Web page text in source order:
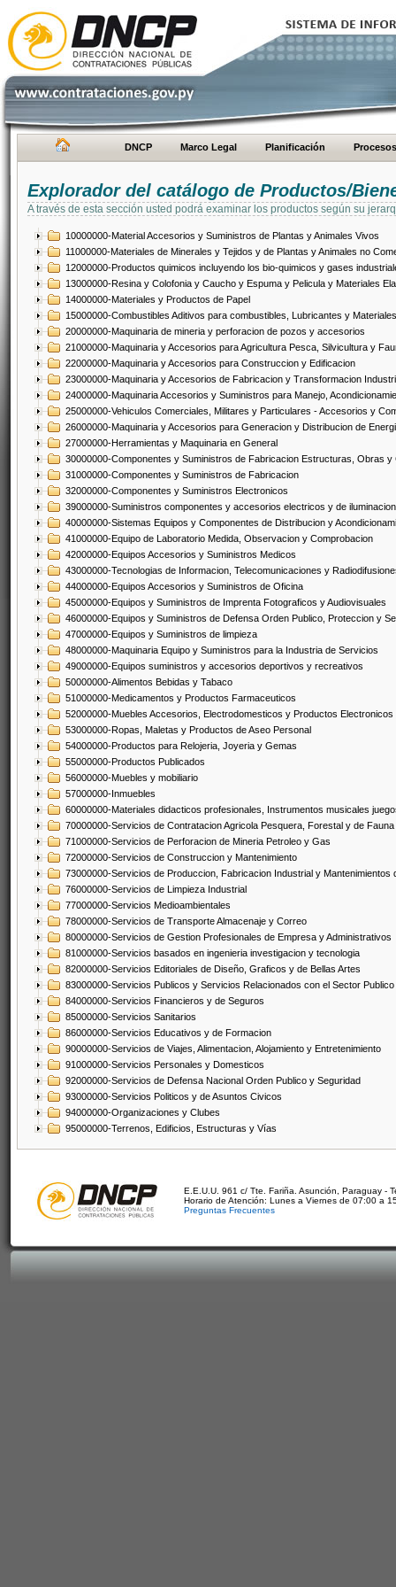
DNCP Marco Legal Planificación Procesos
Explorador del catálogo de Productos/
A través de esta sección usted podrá examinar los productos según su
10000000-Material Accesorios y Suministros de Plantas y Animales Vivos
11000000-Materiales de Minerales y Tejidos y de Plantas y Animales no
12000000-Productos quimicos incluyendo los bio-quimicos y gases
13000000-Resina y Colofonia y Caucho y Espuma y Pelicula y Materiales
14000000-Materiales y Productos de Papel
15000000-Combustibles Aditivos para combustibles, Lubricantes y
20000000-Maquinaria de mineria y perforacion de pozos y accesorios
21000000-Maquinaria y Accesorios para Agricultura Pesca, Silvicultura y
22000000-Maquinaria y Accesorios para Construccion y Edificacion
23000000-Maquinaria y Accesorios de Fabricacion y Transformacion
24000000-Maquinaria Accesorios y Suministros para Manejo,
25000000-Vehiculos Comerciales, Militares y Particulares - Accesorios y
26000000-Maquinaria y Accesorios para Generacion y Distribucion de
27000000-Herramientas y Maquinaria en General
30000000-Componentes y Suministros de Fabricacion Estructuras, Obras
31000000-Componentes y Suministros de Fabricacion
32000000-Componentes y Suministros Electronicos
39000000-Suministros componentes y accesorios electricos y de iluminacion
40000000-Sistemas Equipos y Componentes de Distribucion y
41000000-Equipo de Laboratorio Medida, Observacion y Comprobacion
42000000-Equipos Accesorios y Suministros Medicos
43000000-Tecnologias de Informacion, Telecomunicaciones y
44000000-Equipos Accesorios y Suministros de Oficina
45000000-Equipos y Suministros de Imprenta Fotograficos y Audiovisuales
46000000-Equipos y Suministros de Defensa Orden Publico, Proteccion y
47000000-Equipos y Suministros de limpieza
48000000-Maquinaria Equipo y Suministros para la Industria de Servicios
49000000-Equipos suministros y accesorios deportivos y recreativos
50000000-Alimentos Bebidas y Tabaco
51000000-Medicamentos y Productos Farmaceuticos
52000000-Muebles Accesorios, Electrodomesticos y Productos Electronicos
53000000-Ropas, Maletas y Productos de Aseo Personal
54000000-Productos para Relojeria, Joyeria y Gemas
55000000-Productos Publicados
56000000-Muebles y mobiliario
57000000-Inmuebles
60000000-Materiales didacticos profesionales, Instrumentos musicales
70000000-Servicios de Contratacion Agricola Pesquera, Forestal y de Fauna
71000000-Servicios de Perforacion de Mineria Petroleo y Gas
72000000-Servicios de Construccion y Mantenimiento
73000000-Servicios de Produccion, Fabricacion Industrial y Mantenimientos
76000000-Servicios de Limpieza Industrial
77000000-Servicios Medioambientales
78000000-Servicios de Transporte Almacenaje y Correo
80000000-Servicios de Gestion Profesionales de Empresa y Administrativos
81000000-Servicios basados en ingenieria investigacion y tecnologia
82000000-Servicios Editoriales de Diseño, Graficos y de Bellas Artes
83000000-Servicios Publicos y Servicios Relacionados con el Sector Publico
84000000-Servicios Financieros y de Seguros
85000000-Servicios Sanitarios
86000000-Servicios Educativos y de Formacion
90000000-Servicios de Viajes, Alimentacion, Alojamiento y Entretenimiento
91000000-Servicios Personales y Domesticos
92000000-Servicios de Defensa Nacional Orden Publico y Seguridad
93000000-Servicios Politicos y de Asuntos Civicos
94000000-Organizaciones y Clubes
95000000-Terrenos, Edificios, Estructuras y Vías
E.E.U.U. 961 c/ Tte. Fariña. Asunción, Paraguay -
Horario de Atención: Lunes a Viernes de 07:00 a
Preguntas Frecuentes